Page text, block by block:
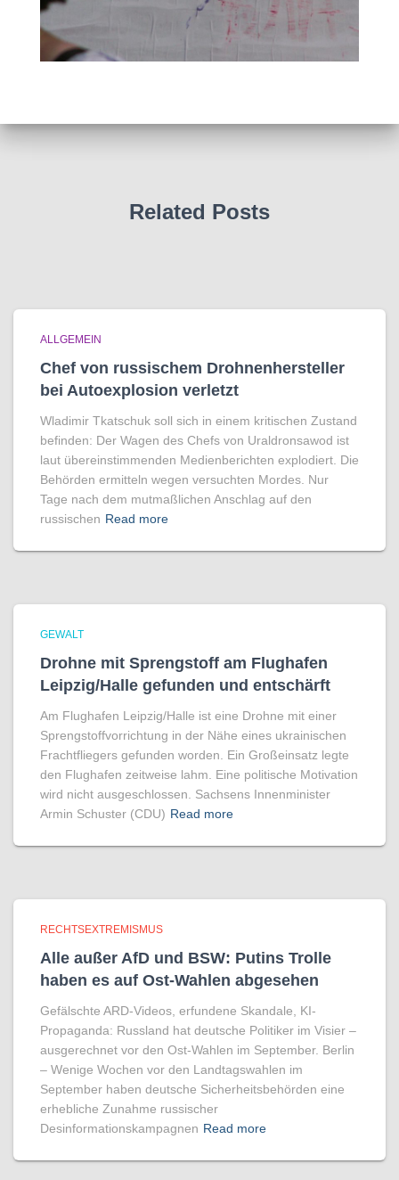
Related Posts
ALLGEMEIN
Chef von russischem Drohnenhersteller
bei Autoexplosion verletzt
Wladimir Tkatschuk soll sich in einem kritischen Zustand
befinden: Der Wagen des Chefs von Uraldronsawod ist
laut übereinstimmenden Medienberichten explodiert. Die
Behörden ermitteln wegen versuchten Mordes. Nur
Tage nach dem mutmaßlichen Anschlag auf den
russischen Read more
GEWALT
Drohne mit Sprengstoff am Flughafen
Leipzig/Halle gefunden und entschärft
Am Flughafen Leipzig/Halle ist eine Drohne mit einer
Sprengstoffvorrichtung in der Nähe eines ukrainischen
Frachtfliegers gefunden worden. Ein Großeinsatz legte
den Flughafen zeitweise lahm. Eine politische Motivation
wird nicht ausgeschlossen. Sachsens Innenminister
Armin Schuster (CDU) Read more
RECHTSEXTREMISMUS
Alle außer AfD und BSW: Putins Trolle
haben es auf Ost-Wahlen abgesehen
Gefälschte ARD-Videos, erfundene Skandale, KI-
Propaganda: Russland hat deutsche Politiker im Visier –
ausgerechnet vor den Ost-Wahlen im September. Berlin
– Wenige Wochen vor den Landtagswahlen im
September haben deutsche Sicherheitsbehörden eine
erhebliche Zunahme russischer
Desinformationskampagnen Read more